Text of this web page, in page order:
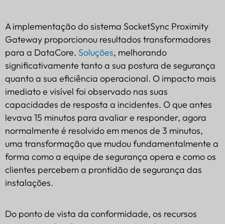
A implementação do sistema SocketSync Proximity
Gateway proporcionou resultados transformadores
para a DataCore. Soluções, melhorando
significativamente tanto a sua postura de segurança
quanto a sua eficiência operacional. O impacto mais
imediato e visível foi observado nas suas
capacidades de resposta a incidentes. O que antes
levava 15 minutos para avaliar e responder, agora
normalmente é resolvido em menos de 3 minutos,
uma transformação que mudou fundamentalmente a
forma como a equipe de segurança opera e como os
clientes percebem a prontidão de segurança das
instalações.
Do ponto de vista da conformidade, os recursos